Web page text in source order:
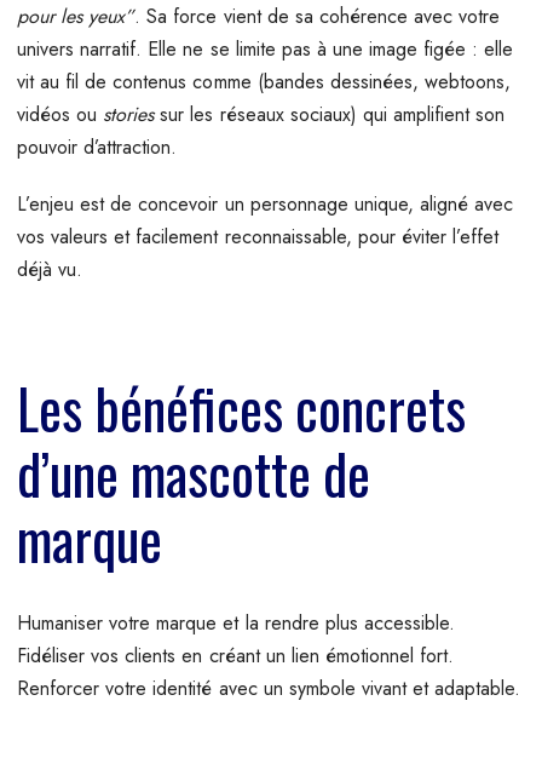
pour les yeux”. Sa force vient de sa cohérence avec votre
univers narratif. Elle ne se limite pas à une image figée : elle
vit au fil de contenus comme (bandes dessinées, webtoons,
vidéos ou storiessur les réseaux sociaux) qui amplifient son
pouvoir d’attraction.
L’enjeu est de concevoir un personnage unique, aligné avec
vos valeurs et facilement reconnaissable, pour éviter l’effet
déjà vu.
Les bénéfices concrets
d’une mascotte de
marque
Humaniser votre marque et la rendre plus accessible.
Fidéliser vos clients en créant un lien émotionnel fort.
Renforcer votre identité avec un symbole vivant et adaptable.